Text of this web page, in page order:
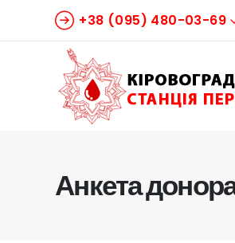
+38 (095) 480-03-69
Анкета